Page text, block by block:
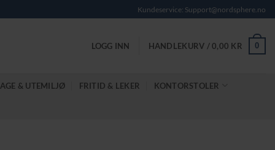
Kundeservice: Support@nordsphere.no
LOGG INN HANDLEKURV /0,00 KR 0
& UTEMILJØ FRITID & LEKER KONTORSTOLER